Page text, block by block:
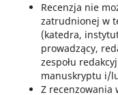
Recenzja nie
zatrudnionej w
(katedra,
prowadzący,
zespołu
manuskryptu i/
Z recenzowania